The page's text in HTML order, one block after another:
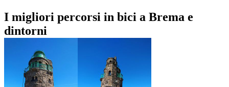
I migliori percorsi in bici a Brema e
dintorni